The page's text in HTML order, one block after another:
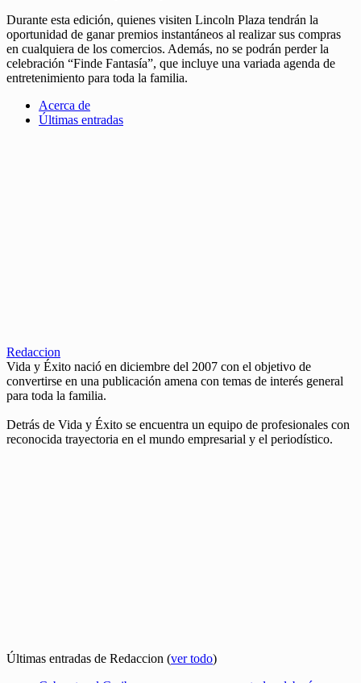
Durante esta edición, quienes visiten Lincoln Plaza tendrán la
oportunidad de ganar premios instantáneos al realizar sus compras
en cualquiera de los comercios. Además, no se podrán perder la
celebración “Finde Fantasía”, que incluye una variada agenda de
entretenimiento para toda la familia.
Acerca de
Últimas entradas
Redaccion
Vida y Éxito nació en diciembre del 2007 con el objetivo de
convertirse en una publicación amena con temas de interés general
para toda la familia.
Detrás de Vida y Éxito se encuentra un equipo de profesionales con
reconocida trayectoria en el mundo empresarial y el periodístico.
Últimas entradas de Redaccion (ver todo)